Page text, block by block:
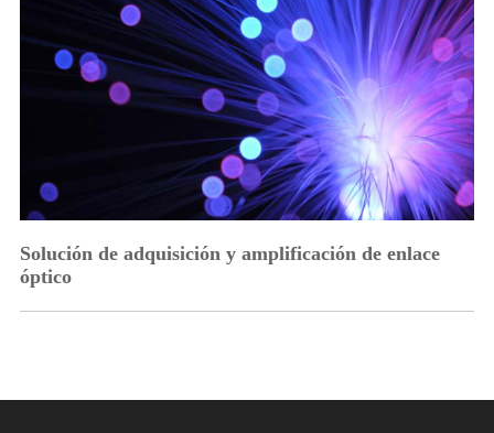
Solución de adquisición y amplificación de enlace
óptico